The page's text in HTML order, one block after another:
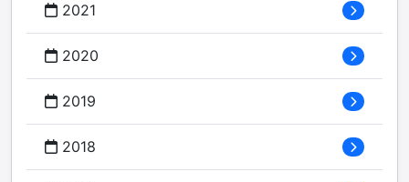
2021
2020
2019
2018